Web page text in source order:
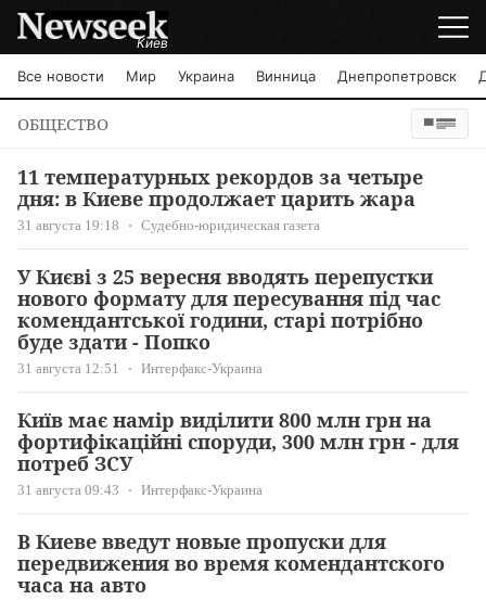
Киев
Все новости Мир Украина Винница Днепропетровск
ОБЩЕСТВО
11 температурных рекордов за четыре
дня: в Киеве продолжает царить жара
31 августа 19:18 Судебно-юридическая газета
У Києві з 25 вересня вводять перепустки
нового формату для пересування під час
комендантської години, старі потрібно
буде здати - Попко
31 августа 12:51 Интерфакс-Украина
Київ має намір виділити 800 млн грн на
фортифікаційні споруди, 300 млн грн - для
потреб ЗСУ
31 августа 09:43 Интерфакс-Украина
В Киеве введут новые пропуски для
передвижения во время комендантского
часа на авто